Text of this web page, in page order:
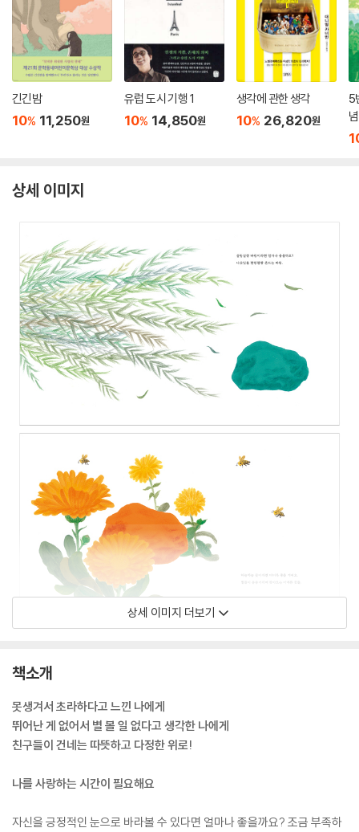
긴긴밤
10% 11,250원
유럽 도시 기행 1
10% 14,850원
생각에 관한 생각
10% 26,820원
5
상세 이미지
상세 이미지 더보기
책소개
못생겨서 초라하다고 느낀 나에게
뛰어난 게 없어서 별 볼 일 없다고 생각한 나에게
친구들이 건네는 따뜻하고 다정한 위로!
나를 사랑하는 시간이 필요해요
자신을 긍정적인 눈으로 바라볼 수 있다면 얼마나 좋을까요? 조금 부족하